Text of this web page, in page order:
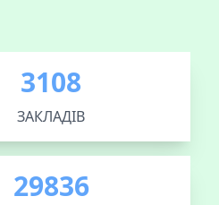
3108
ЗАКЛАДІВ
29836